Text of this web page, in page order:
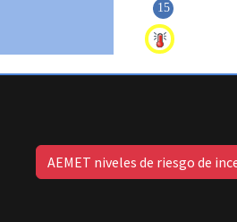
AEMET niveles de riesgo de